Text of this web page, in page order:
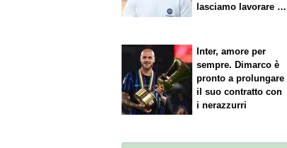
lasciamo lavorare i
Inter, amore per
sempre. Dimarco è
pronto a prolungare
il suo contratto con
i nerazzurri